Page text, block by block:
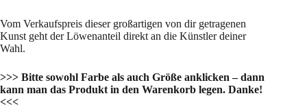
Vom Verkaufspreis dieser großartigen von dir getragenen
Kunst geht der Löwenanteil direkt an die Künstler deiner
Wahl.
>>> Bitte sowohl Farbe als auch Größe anklicken – dann
kann man das Produkt in den Warenkorb legen. Danke!
<<<